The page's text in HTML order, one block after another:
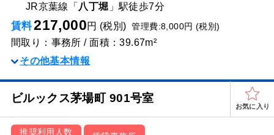
JR京葉線「 八丁堀 」駅徒歩7分
賃料217,000円 (税別)管理費:8,000円 (税別)
間取り：事務所 / 面積：39.67m²
その他基本情報
ビルックス茅場町 901号室
お気に入り
推奨利用人数